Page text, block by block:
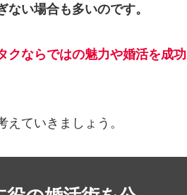
い場合も多いのです。
クならではの魅力や婚活を成功
ていきましょう。